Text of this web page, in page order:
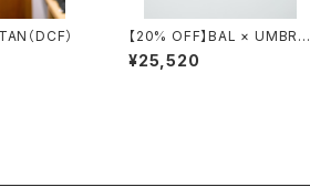
（DCF）
【20% OFF】BAL × UMBRO
/ SOCCER JERSEY
¥25,520